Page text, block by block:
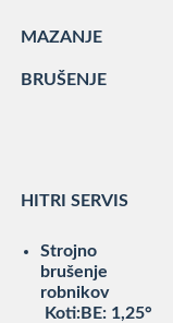
MAZANJE
BRUŠENJE
HITRI SERVIS
Strojno
brušenje
robnikov
Koti:BE: 1,25°